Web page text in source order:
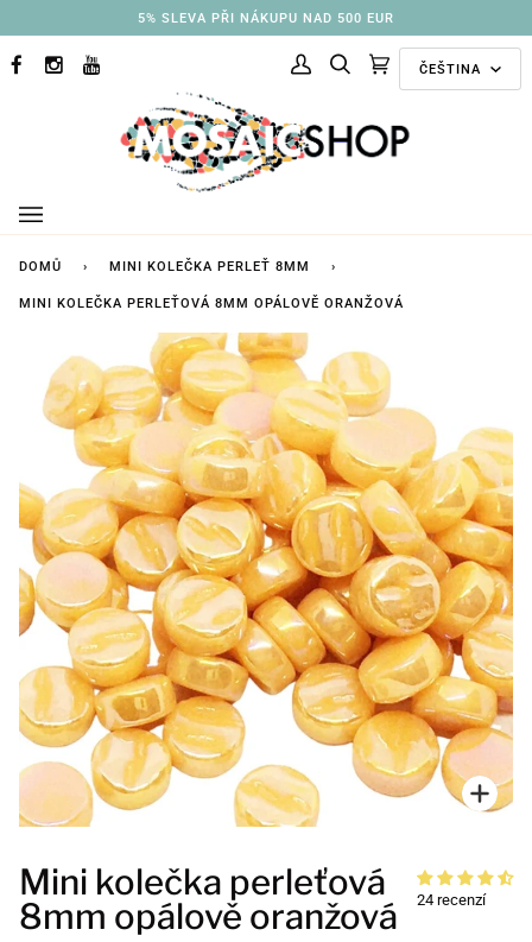
na
obsah
3% SLEVA PŘI NÁKUPU NAD 250 EUR
FACEBOOKINSTAGRAM
YOUTUBE
Můj
HledatDoporučenéJazyk
ČEŠTINA
DOMŮ › MINI KOLEČKA PERLEŤ 8MM ›
MINI KOLEČKA PERLEŤOVÁ 8MM OPÁLOVĚ ORANŽOVÁ
Mini kolečka perleťová
8mm opálově oranžová
24 recenzí